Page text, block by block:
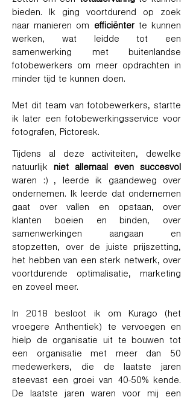
bieden. Ik ging voortdurend op zoek
naar manieren om efficiënterte kunnen
werken, wat leidde tot een
samenwerking met buitenlandse
fotobewerkers om meer opdrachten in
minder tijd te kunnen doen.
Met dit team van fotobewerkers, startte
ik later een fotobewerkingsservice voor
fotografen, Pictoresk.
Tijdens al deze activiteiten, dewelke
natuurlijk niet allemaal even succesvol
waren :) , leerde ik gaandeweg over
ondernemen. Ik leerde dat ondernemen
gaat over vallen en opstaan, over
klanten boeien en binden, over
samenwerkingen aangaan en
stopzetten, over de juiste prijszetting,
het hebben van een sterk netwerk, over
voortdurende optimalisatie, marketing
en zoveel meer.
In 2018 besloot ik om Kurago (het
vroegere Anthentiek) te vervoegen en
hielp de organisatie uit te bouwen tot
een organisatie met meer dan 50
medewerkers, die de laatste jaren
steevast een groei van 40-50% kende.
De laatste jaren waren voor mij een